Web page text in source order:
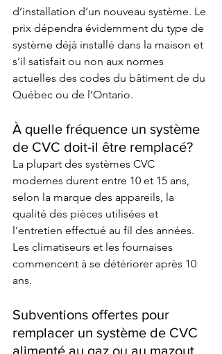
d’installation d’un nouveau système. Le
prix dépendra évidemment du type de
système déjà installé dans la maison et
s’il satisfait ou non aux normes
actuelles des codes du bâtiment de du
Québec ou de l’Ontario.
À quelle fréquence un système
de CVC doit-il être remplacé?
La plupart des systèmes CVC
modernes durent entre 10 et 15 ans,
selon la marque des appareils, la
qualité des pièces utilisées et
l’entretien effectué au fil des années.
Les climatiseurs et les fournaises
commencent à se détériorer après 10
ans.
Subventions offertes pour
remplacer un système de CVC
alimenté au gaz ou au mazout